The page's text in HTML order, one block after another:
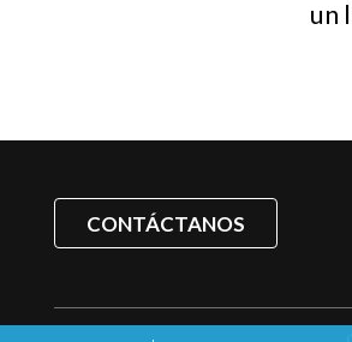
un
CONTÁCTANOS